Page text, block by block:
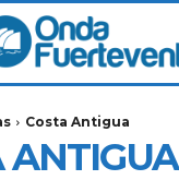
Costa Antigua
ANTIGUA